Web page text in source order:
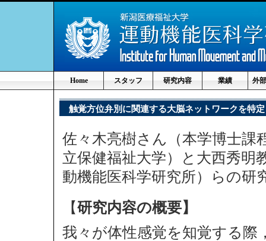
Home スタッフ 研究内容 業績 外
触覚方位弁別に関連する大脳ネットワークを特定
佐々木亮樹さん（本学博士課
立保健福祉大学）と大西秀明
動機能医科学研究所）らの研
【研究内容の概要】
我々が体性感覚を知覚する際